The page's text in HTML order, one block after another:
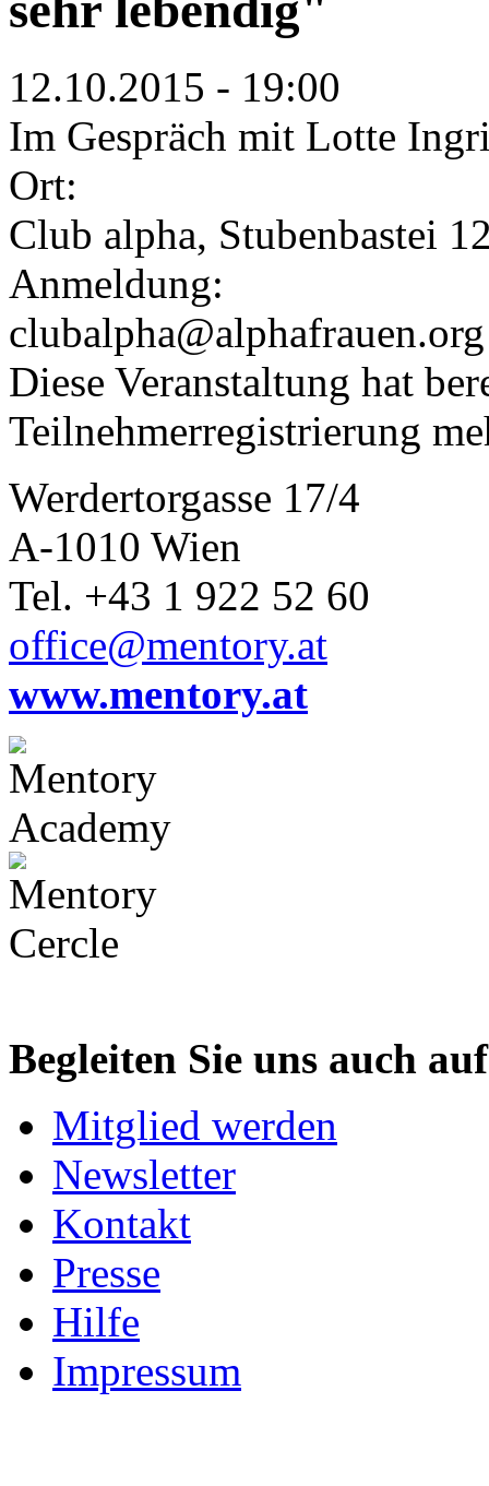
12.10.2015 - 19:00
Im Gespräch mit Lotte
Ort:
Club alpha, Stubenbastei
Anmeldung:
clubalpha@alphafrauen.org
Diese Veranstaltung hat
Teilnehmerregistrierung
Werdertorgasse 17/4
A-1010 Wien
Tel. +43 1 922 52 60
office@mentory.at
www.mentory.at
Begleiten Sie uns auch
Mitglied werden
Newsletter
Kontakt
Presse
Hilfe
Impressum